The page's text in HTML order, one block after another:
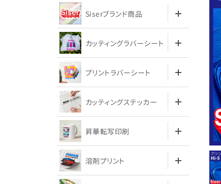
Siserブランド商品
カッティングラバーシート
プリントラバーシート
カッティングステッカー
昇華転写印刷
溶剤プリント